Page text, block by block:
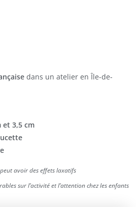
dans un atelier en Île-de-
et 3,5 cm
avoir des effets laxatifs
sur l’activité et l’attention chez les enfants